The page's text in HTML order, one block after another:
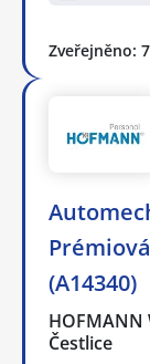
Zveřejněno:
(A14340)
HOFMANN
Čestlice